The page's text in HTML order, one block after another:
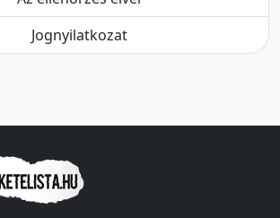
Jognyilatkozat